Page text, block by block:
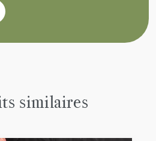
similaires